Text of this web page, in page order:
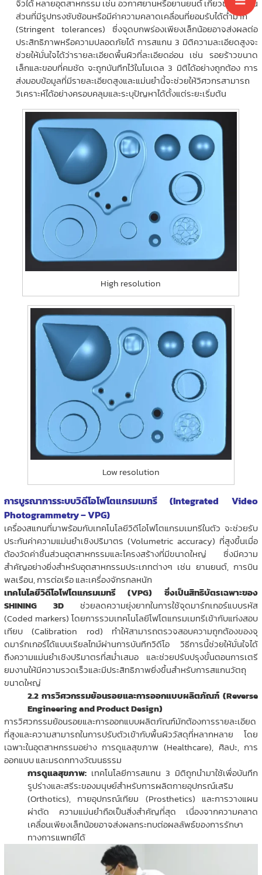
จิ๋วได้ หลายอุตสาหกรรม เช่น อวกาศยานหรือยานยนต์ เกี่ยวข้องกับชิ้น
ส่วนที่มีรูปทรงซับซ้อนหรือมีค่าความคลาดเคลื่อนที่ยอมรับได้ต่ำมาก
(Stringent tolerances) ซึ่งจุดบกพร่องเพียงเล็กน้อยอาจส่งผลต่อ
ประสิทธิภาพหรือความปลอดภัยได้ การสแกน 3 มิติความละเอียดสูงจะ
ช่วยให้มั่นใจได้ว่ารายละเอียดพื้นผิวที่ละเอียดอ่อน เช่น รอยร้าวขนาด
เล็กและขอบที่คมชัด จะถูกบันทึกไว้ในโมเดล 3 มิติได้อย่างถูกต้อง การ
ส่งมอบข้อมูลที่มีรายละเอียดสูงและแม่นยำนี้จะช่วยให้วิศวกรสามารถ
วิเคราะห์ได้อย่างครอบคลุมและระบุปัญหาได้ตั้งแต่ระยะเริ่มต้น
High resolution
Low resolution
การบูรณาการระบบวิดีโอโฟโตแกรมเมทรี (Integrated Video
Photogrammetry – VPG)
เครื่องสแกนที่มาพร้อมกับเทคโนโลยีวิดีโอโฟโตแกรมเมทรีในตัว จะช่วยรับ
ประกันค่าความแม่นยำเชิงปริมาตร (Volumetric accuracy) ที่สูงขึ้นเมื่อ
ต้องวัดค่าชิ้นส่วนอุตสาหกรรมและโครงสร้างที่มีขนาดใหญ่ ซึ่งมีความ
สำคัญอย่างยิ่งสำหรับอุตสาหกรรมประเภทต่างๆ เช่น ยานยนต์, การบิน
พลเรือน, การต่อเรือ และเครื่องจักรกลหนัก
เทคโนโลยีวิดีโอโฟโตแกรมเมทรี (VPG) ซึ่งเป็นสิทธิบัตรเฉพาะของ
SHINING 3D ช่วยลดความยุ่งยากในการใช้จุดมาร์กเกอร์แบบรหัส
(Coded markers) โดยการรวมเทคโนโลยีโฟโตแกรมเมทรีเข้ากับแท่งสอบ
เทียบ (Calibration rod) ทำให้สามารถตรวจสอบความถูกต้องของจุ
ดมาร์กเกอร์ได้แบบเรียลไทม์ผ่านการบันทึกวิดีโอ วิธีการนี้ช่วยให้มั่นใจได้
ถึงความแม่นยำเชิงปริมาตรที่สม่ำเสมอ และช่วยปรับปรุงขั้นตอนการเตรี
ยมงานให้มีความรวดเร็วและมีประสิทธิภาพยิ่งขึ้นสำหรับการสแกนวัตถุ
ขนาดใหญ่
2.2 การวิศวกรรมย้อนรอยและการออกแบบผลิตภัณฑ์ (Reverse
Engineering and Product Design)
การวิศวกรรมย้อนรอยและการออกแบบผลิตภัณฑ์มักต้องการรายละเอียด
ที่สูงและความสามารถในการปรับตัวเข้ากับพื้นผิววัสดุที่หลากหลาย โดย
เฉพาะในอุตสาหกรรมอย่าง การดูแลสุขภาพ (Healthcare), ศิลปะ, การ
ออกแบบ และมรดกทางวัฒนธรรม
การดูแลสุขภาพ:เทคโนโลยีการสแกน 3 มิติถูกนำมาใช้เพื่อบันทึก
รูปร่างและสรีระของมนุษย์สำหรับการผลิตกายอุปกรณ์เสริม
(Orthotics), กายอุปกรณ์เทียม (Prosthetics) และการวางแผน
ผ่าตัด ความแม่นยำถือเป็นสิ่งสำคัญที่สุด เนื่องจากความคลาด
เคลื่อนเพียงเล็กน้อยอาจส่งผลกระทบต่อผลลัพธ์ของการรักษา
ทางการแพทย์ได้